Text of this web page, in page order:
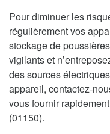
Pour diminuer les
régulièrement vos
stockage de
vigilants et
des sources
appareil, contactez-
vous fournir
(01150).